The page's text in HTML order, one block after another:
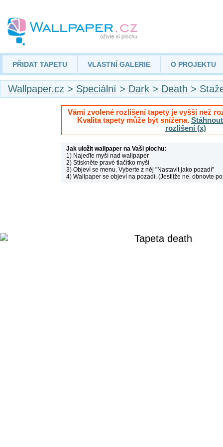
PŘIDAT TAPETU VLASTNÍ GALERIE O PROJEKTU
Wallpaper.cz > Speciální > Dark > Death >
Vámi zvolené rozlišení tapety je vyšší než
Kvalita tapety může být snížena.
rozlišení (x)
Jak uložit wallpaper na Vaši plochu:
1) Najeďte myší nad wallpaper
2) Stiskněte pravé tlačítko myši
3) Objeví se menu. Vyberte z něj "Nastavit jako pozadí"
4) Wallpaper se objeví na pozadí. (Jestliže ne, obnovte